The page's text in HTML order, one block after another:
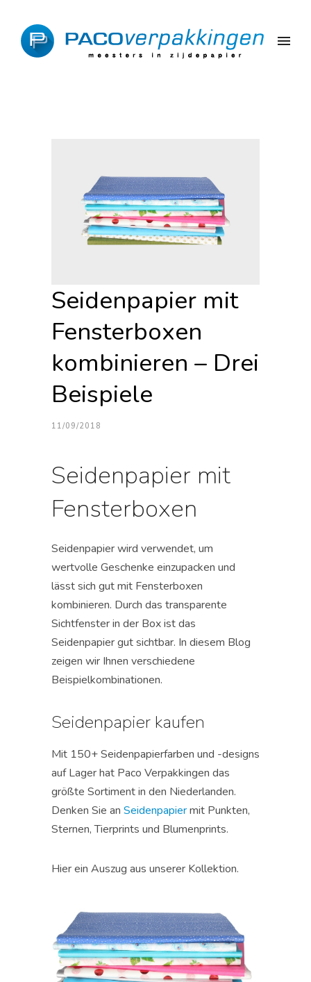
Seidenpapier mit
Fensterboxen
kombinieren – Drei
Beispiele
11/09/2018
Seidenpapier mit
Fensterboxen
Seidenpapier wird verwendet, um
wertvolle Geschenke einzupacken und
lässt sich gut mit Fensterboxen
kombinieren. Durch das transparente
Sichtfenster in der Box ist das
Seidenpapier gut sichtbar. In diesem Blog
zeigen wir Ihnen verschiedene
Beispielkombinationen.
Seidenpapier kaufen
Mit 150+ Seidenpapierfarben und -designs
auf Lager hat Paco Verpakkingen das
größte Sortiment in den Niederlanden.
Denken Sie an Seidenpapiermit Punkten,
Sternen, Tierprints und Blumenprints.
Hier ein Auszug aus unserer Kollektion.